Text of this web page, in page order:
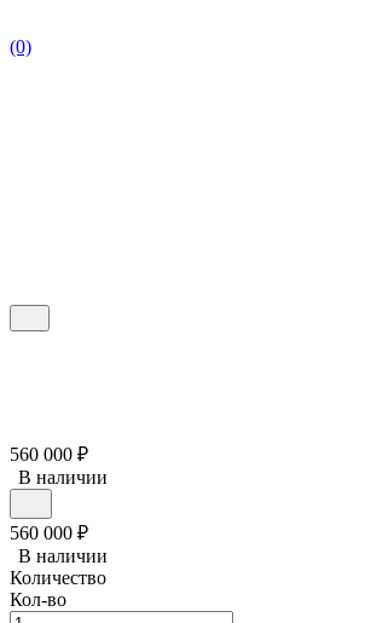
(0)
560 000 ₽
В наличии
560 000 ₽
В наличии
Количество
Кол-во